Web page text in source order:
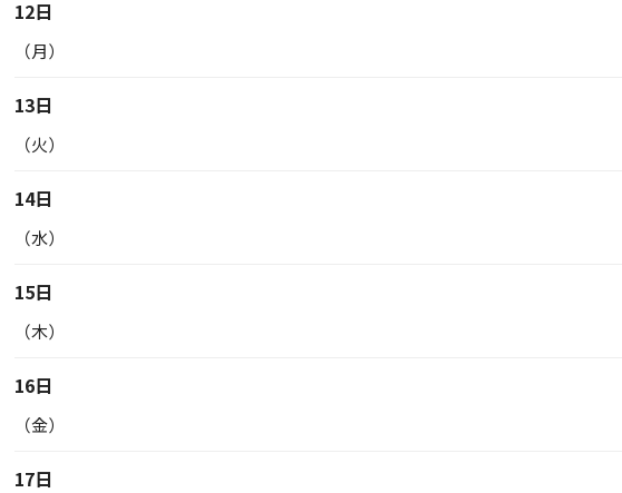
12日
（月）
13日
（火）
14日
（水）
15日
（木）
16日
（金）
17日